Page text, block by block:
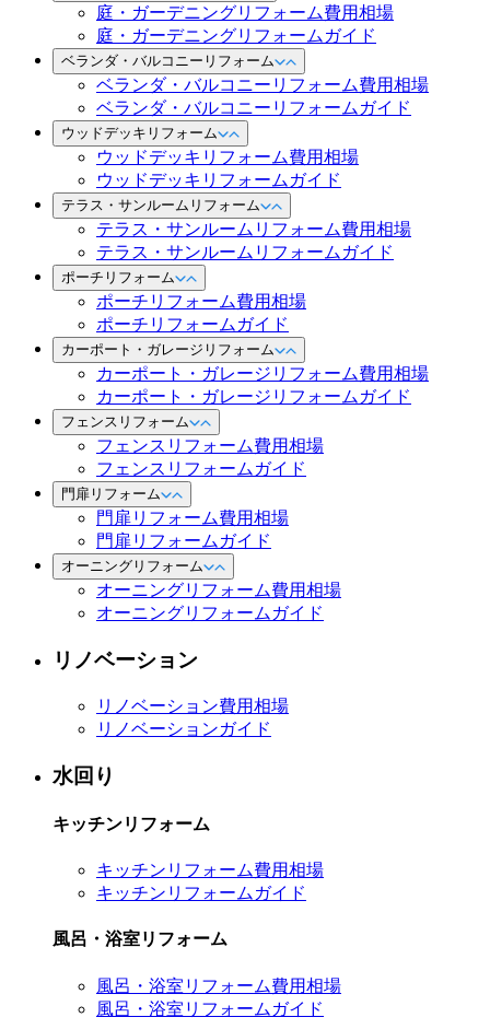
庭・ガーデニングリフォーム費用相場
庭・ガーデニングリフォームガイド
ベランダ・バルコニーリフォーム
ベランダ・バルコニーリフォーム費用相場
ベランダ・バルコニーリフォームガイド
ウッドデッキリフォーム
ウッドデッキリフォーム費用相場
ウッドデッキリフォームガイド
テラス・サンルームリフォーム
テラス・サンルームリフォーム費用相場
テラス・サンルームリフォームガイド
ポーチリフォーム
ポーチリフォーム費用相場
ポーチリフォームガイド
カーポート・ガレージリフォーム
カーポート・ガレージリフォーム費用相場
カーポート・ガレージリフォームガイド
フェンスリフォーム
フェンスリフォーム費用相場
フェンスリフォームガイド
門扉リフォーム
門扉リフォーム費用相場
門扉リフォームガイド
オーニングリフォーム
オーニングリフォーム費用相場
オーニングリフォームガイド
リノベーション
リノベーション費用相場
リノベーションガイド
水回り
キッチンリフォーム
キッチンリフォーム費用相場
キッチンリフォームガイド
風呂・浴室リフォーム
風呂・浴室リフォーム費用相場
風呂・浴室リフォームガイド